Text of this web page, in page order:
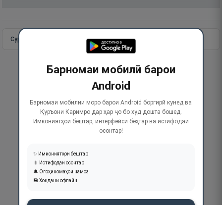
Сураи пурра Идома додан
Барномаи мобилӣ барои
Android
Барномаи мобилии моро барои Android боргирӣ кунед ва
Қуръони Каримро дар ҳар ҷо бо худ дошта бошед.
Имкониятҳои бештар, интерфейси беҳтар ва истифодаи
осонтар!
✨ Имкониятҳои бештар
📱 Истифодаи осонтар
🔔 Огоҳиномаҳои намоз
💾 Хондани офлайн